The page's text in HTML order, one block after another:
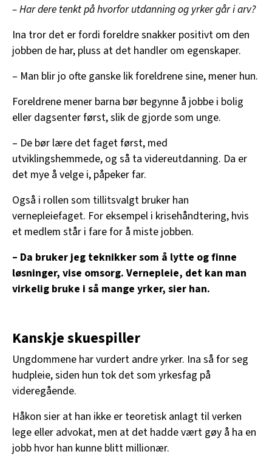
– Har dere tenkt på hvorfor utdanning og yrker går i arv?
Ina tror det er fordi foreldre snakker positivt om den
jobben de har, pluss at det handler om egenskaper.
– Man blir jo ofte ganske lik foreldrene sine, mener hun.
Foreldrene mener barna bør begynne å jobbe i bolig
eller dagsenter først, slik de gjorde som unge.
– De bør lære det faget først, med
utviklingshemmede, og så ta videreutdanning. Da er
det mye å velge i, påpeker far.
Også i rollen som tillitsvalgt bruker han
vernepleiefaget. For eksempel i krisehåndtering, hvis
et medlem står i fare for å miste jobben.
– Da bruker jeg teknikker som å lytte og finne
løsninger, vise omsorg. Vernepleie, det kan man
virkelig bruke i så mange yrker, sier han.
Kanskje skuespiller
Ungdommene har vurdert andre yrker. Ina så for seg
hudpleie, siden hun tok det som yrkesfag på
videregående.
Håkon sier at han ikke er teoretisk anlagt til verken
lege eller advokat, men at det hadde vært gøy å ha en
jobb hvor han kunne blitt millionær.